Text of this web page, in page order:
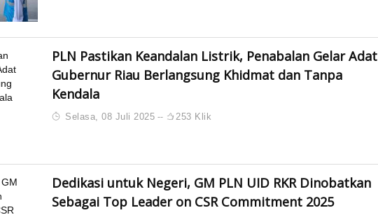
PLN Pastikan Keandalan Listrik, Penabalan Gelar Adat
Gubernur Riau Berlangsung Khidmat dan Tanpa
Kendala
Selasa, 08 Juli 2025 253 Klik
Dedikasi untuk Negeri, GM PLN UID RKR Dinobatkan
Sebagai Top Leader on CSR Commitment 2025